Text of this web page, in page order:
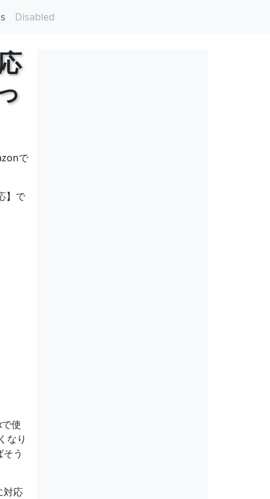
Disabled
で
】で
使
なり
う
対応